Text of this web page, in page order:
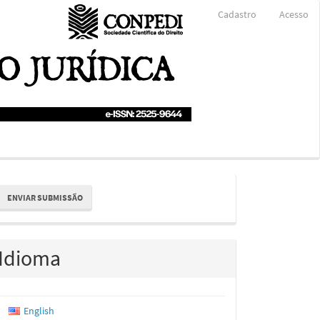
Cadastro Acesso
ENVIAR SUBMISSÃO
Idioma
English